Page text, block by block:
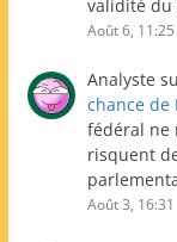
validité du
Août 6, 11:25
Analyste
chance de
fédéral ne
risquent
Août 3, 16:31